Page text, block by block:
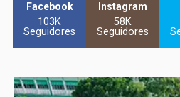
Facebook
103K
Seguidores
Instagram
58K
Seguidores